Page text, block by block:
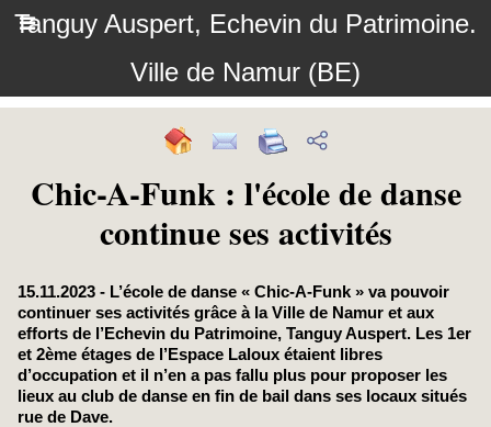
Tanguy Auspert, Echevin du Patrimoine.
Ville de Namur (BE)
Chic-A-Funk : l'école de danse
continue ses activités
15.11.2023 - L’école de danse « Chic-A-Funk » va pouvoir
continuer ses activités grâce à la Ville de Namur et aux
efforts de l’Echevin du Patrimoine, Tanguy Auspert. Les 1er
et 2ème étages de l’Espace Laloux étaient libres
d’occupation et il n’en a pas fallu plus pour proposer les
lieux au club de danse en fin de bail dans ses locaux situés
rue de Dave.